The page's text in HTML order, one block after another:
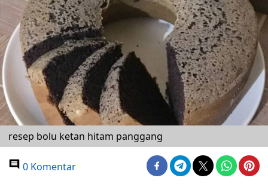
resep bolu ketan hitam panggang
0 Komentar